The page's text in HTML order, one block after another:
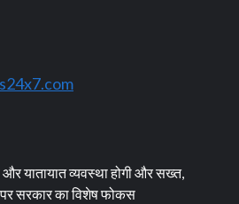
और यातायात व्यवस्था होगी और सख्त,
पर सरकार का विशेष फोकस